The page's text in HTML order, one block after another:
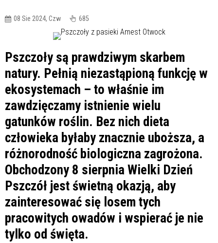
08 Sie 2024, Czw 685
Pszczoły są prawdziwym skarbem
natury. Pełnią niezastąpioną funkcję w
ekosystemach – to właśnie im
zawdzięczamy istnienie wielu
gatunków roślin. Bez nich dieta
człowieka byłaby znacznie uboższa, a
różnorodność biologiczna zagrożona.
Obchodzony 8 sierpnia Wielki Dzień
Pszczół jest świetną okazją, aby
zainteresować się losem tych
pracowitych owadów i wspierać je nie
tylko od święta.